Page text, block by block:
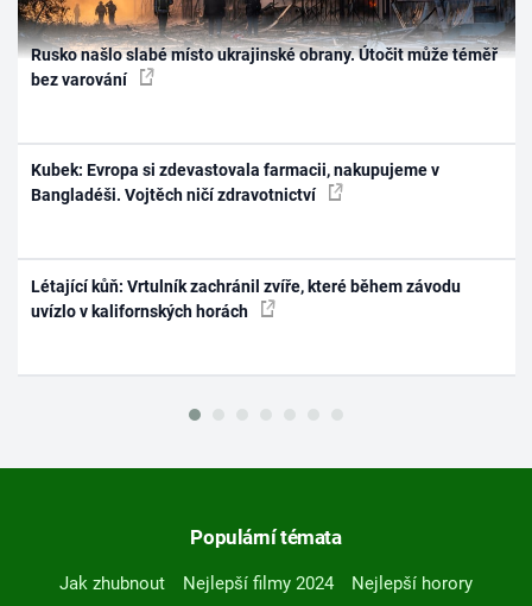
Rusko našlo slabé místo ukrajinské obrany. Útočit může téměř
bez varování
Kubek: Evropa si zdevastovala farmacii, nakupujeme v
Bangladéši. Vojtěch ničí zdravotnictví
Létající kůň: Vrtulník zachránil zvíře, které během závodu
uvízlo v kalifornských horách
Populární témata
Jak zhubnout Nejlepší filmy 2024
Nejlepší horory